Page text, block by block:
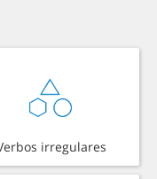
irregulares